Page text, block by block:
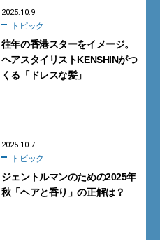
2025.10.9
トピック
往年の香港スターをイメージ。
ヘアスタイリストKENSHINがつ
くる「ドレスな髪」
2025.10.7
トピック
ジェントルマンのための2025年
秋「ヘアと香り」の正解は？